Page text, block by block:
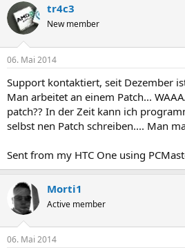
tr4c3
New member
06. Mai 2014
Support kontaktiert, seit Dezember
Man arbeitet an einem Patch...
patch?? In der Zeit kann ich
selbst nen Patch schreiben.... Man
Sent from my HTC One using
Morti1
Active member
06. Mai 2014